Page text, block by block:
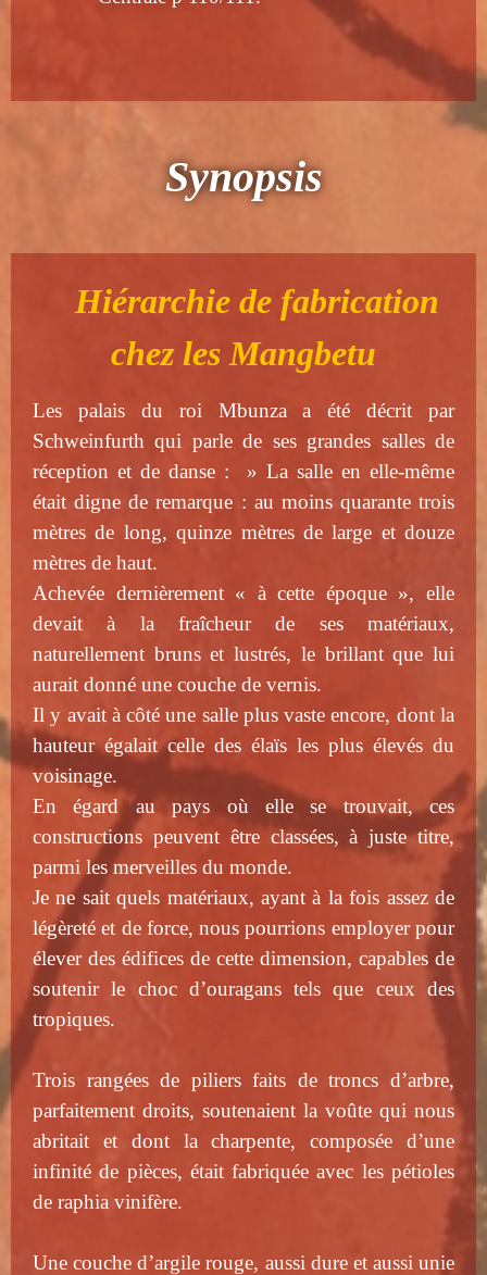
Synopsis
Hiérarchie de fabrication
chez les Mangbetu
Les palais du roi Mbunza a été décrit par
Schweinfurth qui parle de ses grandes salles de
réception et de danse : » La salle en elle-même
était digne de remarque : au moins quarante trois
mètres de long, quinze mètres de large et douze
mètres de haut.
Achevée dernièrement « à cette époque », elle
devait à la fraîcheur de ses matériaux,
naturellement bruns et lustrés, le brillant que lui
aurait donné une couche de vernis.
Il y avait à côté une salle plus vaste encore, dont la
hauteur égalait celle des élaïs les plus élevés du
voisinage.
En égard au pays où elle se trouvait, ces
constructions peuvent être classées, à juste titre,
parmi les merveilles du monde.
Je ne sait quels matériaux, ayant à la fois assez de
légèreté et de force, nous pourrions employer pour
élever des édifices de cette dimension, capables de
soutenir le choc d’ouragans tels que ceux des
tropiques.
Trois rangées de piliers faits de troncs d’arbre,
parfaitement droits, soutenaient la voûte qui nous
abritait et dont la charpente, composée d’une
infinité de pièces, était fabriquée avec les pétioles
de raphia vinifère.
Une couche d’argile rouge, aussi dure et aussi unie